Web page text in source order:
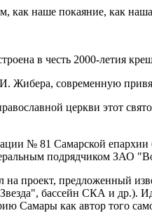
наше покаяние, как
в честь 2000-летия
И. Жибера, современную
церкви этот
№ 81 Самарской
подрядчиком ЗАО
на проект,
бассейн СКА и др.).
Самары как автор того